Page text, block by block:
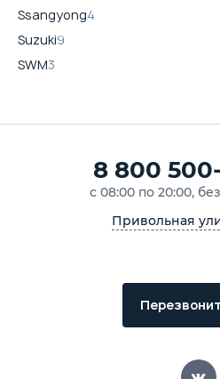
Ssangyong4
Suzuki9
SWM3
8 800
с 08:00 по 20:00,
Привольная